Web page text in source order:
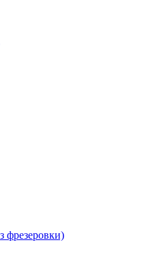
фрезеровки)